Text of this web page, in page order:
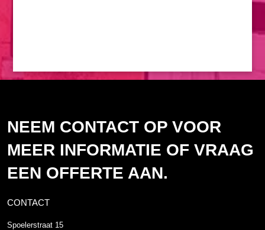
NEEM CONTACT OP VOOR
MEER INFORMATIE OF VRAAG
EEN OFFERTE AAN.
CONTACT
Spoelerstraat 15